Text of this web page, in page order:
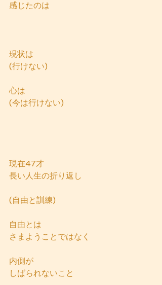
感じたのは
現状は
(行けない)
心は
(今は行けない)
現在47才
長い人生の折り返し
(自由と訓練)
自由とは
さまようことではなく
内側が
しばられないこと